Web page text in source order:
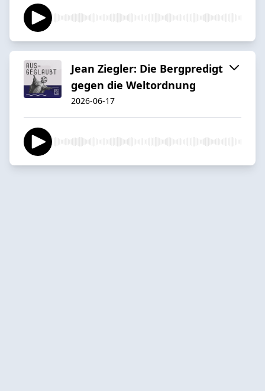
Jean Ziegler: Die Bergpredigt
gegen die Weltordnung
2026-06-17